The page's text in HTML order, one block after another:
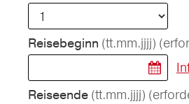
Reisebeginn (tt.mm.jjjj)
Reiseende (tt.mm.jjjj)